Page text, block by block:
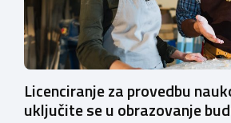
Licenciranje za provedbu
uključite se u obrazovanje